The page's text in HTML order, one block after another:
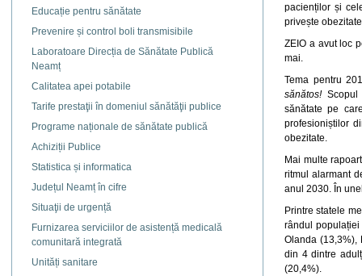
Educație pentru sănătate
Prevenire și control boli transmisibile
Laboratoare Direcția de Sănătate Publică
Neamț
Calitatea apei potabile
Tarife prestaţii în domeniul sănătăţii publice
Programe naționale de sănătate publică
Achiziții Publice
Statistica și informatica
Județul Neamț în cifre
Situaţii de urgență
Furnizarea serviciilor de asistență medicală
comunitară integrată
Unități sanitare
pacienților și
privește
ZEIO a avut loc
mai.
Tema pentru
sănătos!Scopul
sănătate pe
profesioniștilor
obezitate.
Mai multe
ritmul alarmant
anul 2030. În
Printre statele
rândul
Olanda (13,3%),
din 4 dintre
(20,4%).